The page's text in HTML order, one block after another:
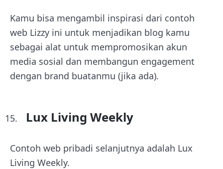
Kamu bisa mengambil inspirasi dari contoh
web Lizzy ini untuk menjadikan blog kamu
sebagai alat untuk mempromosikan akun
media sosial dan membangun engagement
dengan brand buatanmu (jika ada).
Lux Living Weekly
Contoh web pribadi selanjutnya adalah Lux
Living Weekly.